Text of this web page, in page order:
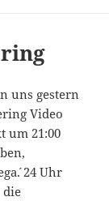
uns gestern
Video
um 21:00
24 Uhr
die